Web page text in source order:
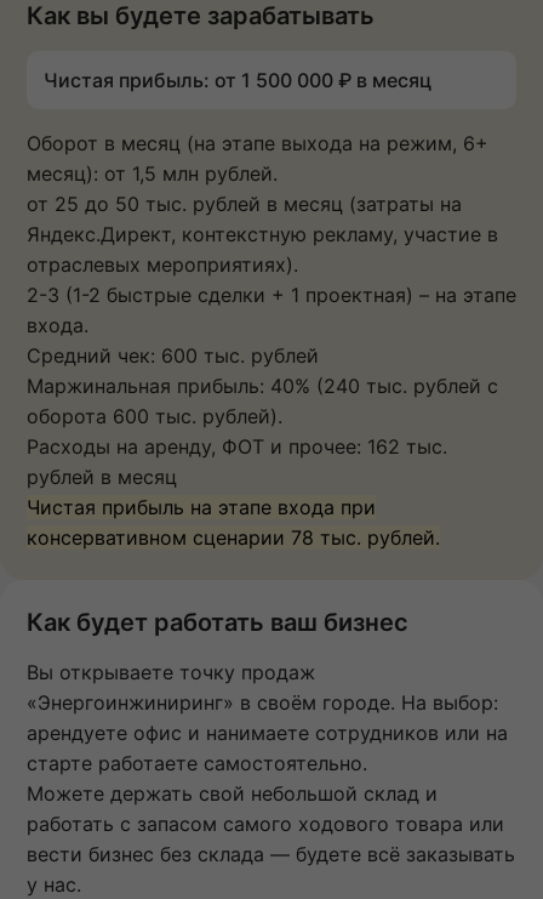
Как вы будете зарабатывать
Чистая прибыль: от 1 500 000 ₽ в месяц
Оборот в месяц (на этапе выхода на режим, 6+
месяц): от 1,5 млн рублей.
от 25 до 50 тыс. рублей в месяц (затраты на
Яндекс.Директ, контекстную рекламу, участие в
отраслевых мероприятиях).
2-3 (1-2 быстрые сделки + 1 проектная) – на этапе
входа.
Средний чек: 600 тыс. рублей
Маржинальная прибыль: 40% (240 тыс. рублей с
оборота 600 тыс. рублей).
Расходы на аренду, ФОТ и прочее: 162 тыс.
рублей в месяц
Чистая прибыль на этапе входа при
консервативном сценарии 78 тыс. рублей.
Как будет работать ваш бизнес
Вы открываете точку продаж
«Энергоинжиниринг» в своём городе. На выбор:
арендуете офис и нанимаете сотрудников или на
старте работаете самостоятельно.
Можете держать свой небольшой склад и
работать с запасом самого ходового товара или
вести бизнес без склада — будете всё заказывать
у нас.